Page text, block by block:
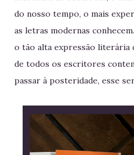
do nosso tempo, o mais
as letras modernas
o tão alta expressão literária
de todos os escritores
passar à posteridade, esse